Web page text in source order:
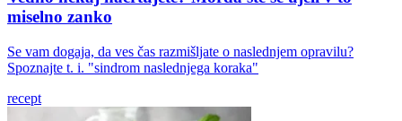
miselno zanko
Se vam dogaja, da ves čas razmišljate o naslednjem opravilu?
Spoznajte t. i. "sindrom naslednjega koraka"
recept